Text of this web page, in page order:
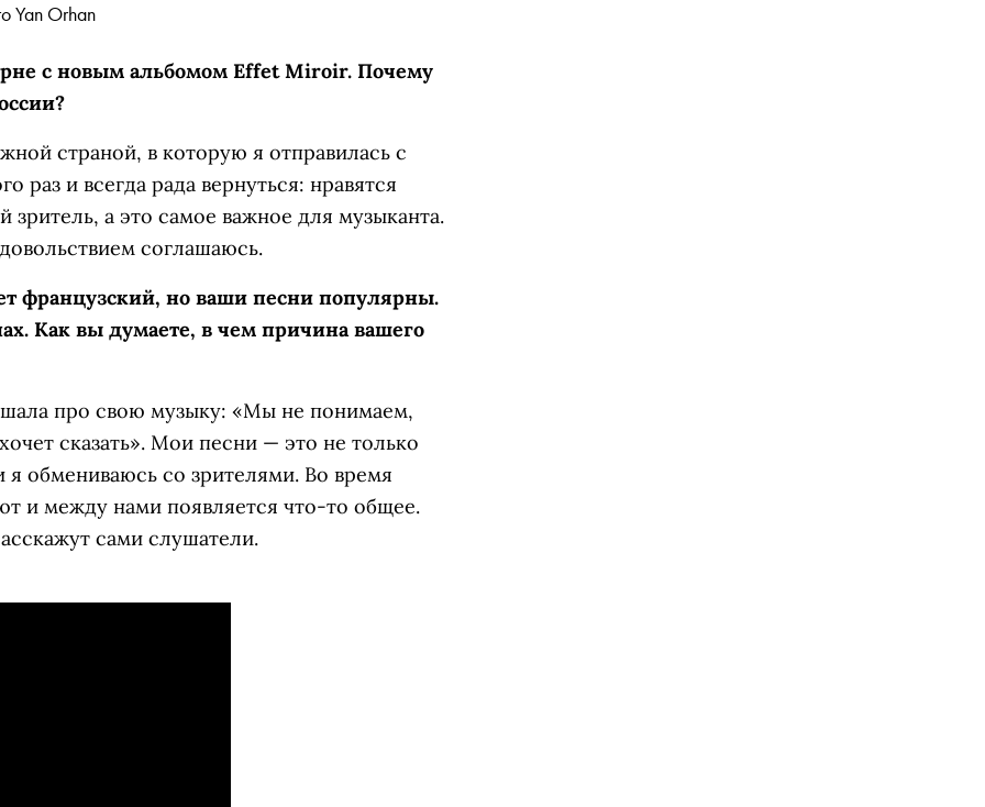
Yan Orhan
с новым альбомом Effet Miroir. Почему
страной, в которую я отправилась с
раз и всегда рада вернуться: нравятся
зритель, а это самое важное для музыканта.
соглашаюсь.
французский, но ваши песни популярны.
Как вы думаете, в чем причина вашего
про свою музыку: «Мы не понимаем,
сказать». Мои песни — это не только
обмениваюсь со зрителями. Во время
и между нами появляется что-то общее.
сами слушатели.